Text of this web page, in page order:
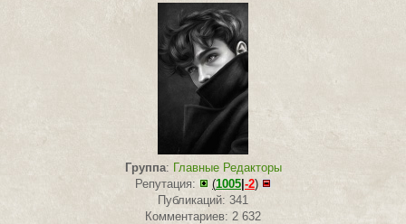
Группа: Главные Редакторы
Репутация:
(1005|-2)
Публикаций: 341
Комментариев: 2 632